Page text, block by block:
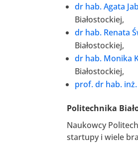
dr hab. Agata
Białostockiej,
dr hab. Renata
Białostockiej,
dr hab. Monika
Białostockiej,
prof. dr hab.
Politechnika
Naukowcy
startupy i wiele